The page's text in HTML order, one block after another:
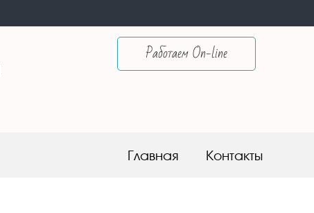
Работаем On-line
Skip to content
Главная Контакты